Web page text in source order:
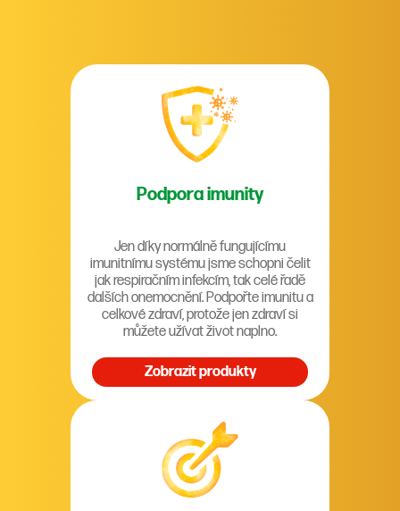
Podpora imunity
Jen díky normálně fungujícímu
imunitnímu systému jsme schopni čelit
jak respiračním infekcím, tak celé řadě
dalších onemocnění. Podpořte imunitu a
celkové zdraví, protože jen zdraví si
můžete užívat život naplno.
Zobrazit produkty